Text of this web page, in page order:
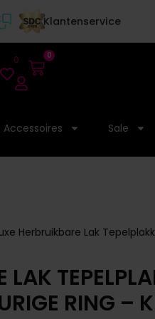
Klantenservice
0 0
Accessoires Sale
Herbruikbare Lak
LAK
RING –